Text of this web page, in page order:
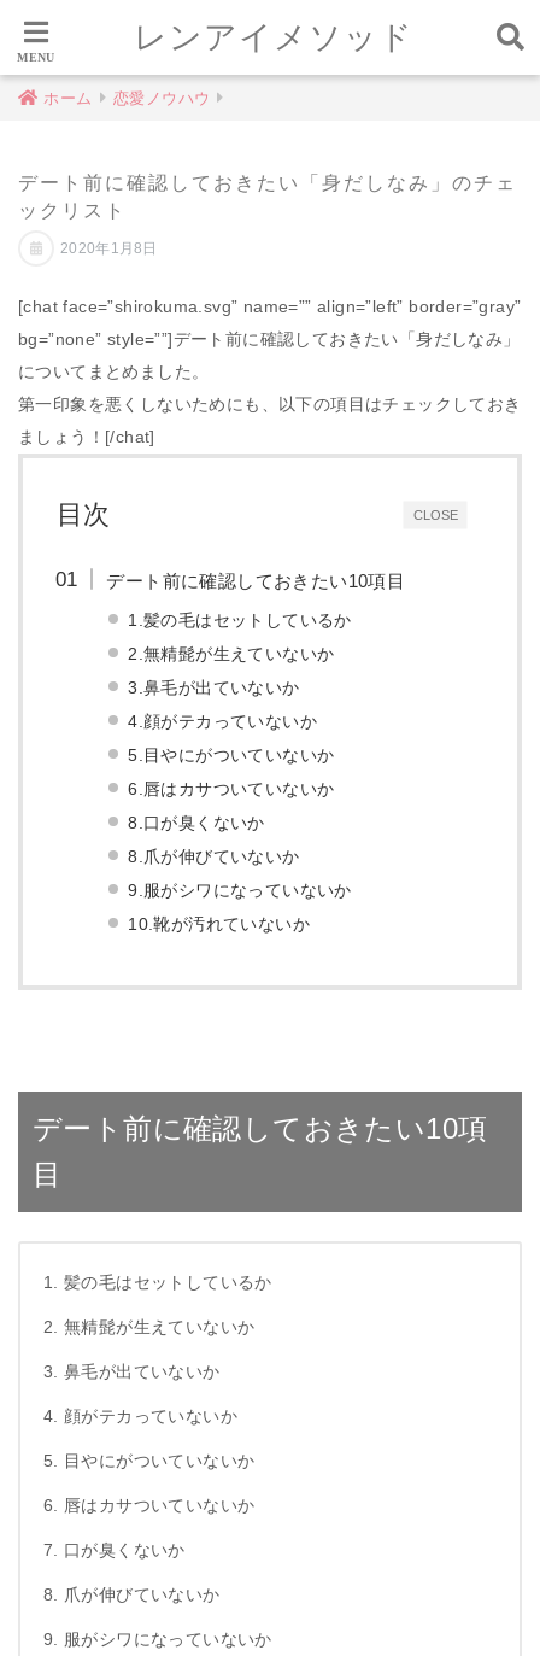
レンアイメソッド
ホーム 恋愛ノウハウ
デート前に確認しておきたい「身だしなみ」のチェ
ックリスト
2020年1月8日
[chat face=”shirokuma.svg” name=”” align=”left” border=”gray”
bg=”none” style=””]デート前に確認しておきたい「身だしなみ」
についてまとめました。
第一印象を悪くしないためにも、以下の項目はチェックしておき
ましょう！[/chat]
CLOSE
目次
デート前に確認しておきたい10項目
1.髪の毛はセットしているか
2.無精髭が生えていないか
3.鼻毛が出ていないか
4.顔がテカっていないか
5.目やにがついていないか
6.唇はカサついていないか
8.口が臭くないか
8.爪が伸びていないか
9.服がシワになっていないか
10.靴が汚れていないか
デート前に確認しておきたい10項
目
髪の毛はセットしているか
無精髭が生えていないか
鼻毛が出ていないか
顔がテカっていないか
目やにがついていないか
唇はカサついていないか
口が臭くないか
爪が伸びていないか
服がシワになっていないか